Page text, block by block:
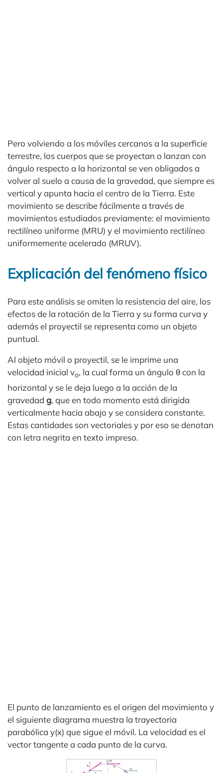
Pero volviendo a los móviles cercanos a la superficie
terrestre, los cuerpos que se proyectan o lanzan con
ángulo respecto a la horizontal se ven obligados a
volver al suelo a causa de la gravedad, que siempre es
vertical y apunta hacia el centro de la Tierra. Este
movimiento se describe fácilmente a través de
movimientos estudiados previamente: el movimiento
rectilíneo uniforme (MRU) y el movimiento rectilíneo
uniformemente acelerado (MRUV).
Explicación del fenómeno físico
Para este análisis se omiten la resistencia del aire, los
efectos de la rotación de la Tierra y su forma curva y
además el proyectil se representa como un objeto
puntual.
Al objeto móvil o proyectil, se le imprime una
velocidad inicial vo, la cual forma un ángulo θ con la
horizontal y se le deja luego a la acción de la
gravedad g, que en todo momento está dirigida
verticalmente hacia abajo y se considera constante.
Estas cantidades son vectoriales y por eso se denotan
con letra negrita en texto impreso.
El punto de lanzamiento es el origen del movimiento y
el siguiente diagrama muestra la trayectoria
parabólica y(x) que sigue el móvil. La velocidad es el
vector tangente a cada punto de la curva.